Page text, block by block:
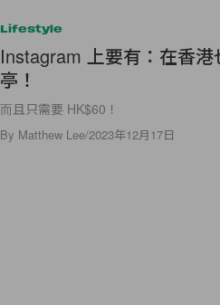
Lifestyle
Instagram 上要有：在香
亭！
而且只需要 HK$60！
By Matthew Lee/2023年12月17日